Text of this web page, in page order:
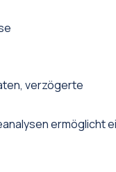
verzögerte
ermöglicht